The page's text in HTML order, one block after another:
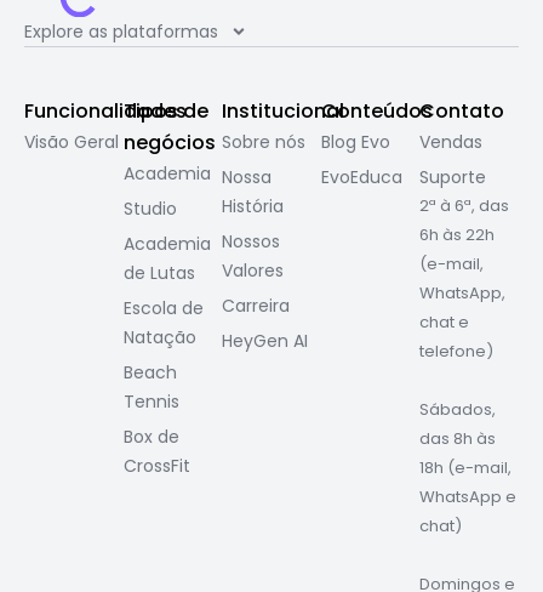
Explore as plataformas
Funcionalidades
Visão Geral
Tipos de
negócios
Academia
Studio
Academia
de Lutas
Escola de
Natação
Beach
Tennis
Box de
CrossFit
Institucional
Sobre nós
Nossa
História
Nossos
Valores
Carreira
HeyGen AI
Conteúdos
Blog Evo
EvoEduca
Contato
Vendas
Suporte
2ª à 6ª, das
6h às 22h
(e-mail,
WhatsApp,
chat e
telefone)
Sábados,
das 8h às
18h (e-mail,
WhatsApp e
chat)
Domingos e